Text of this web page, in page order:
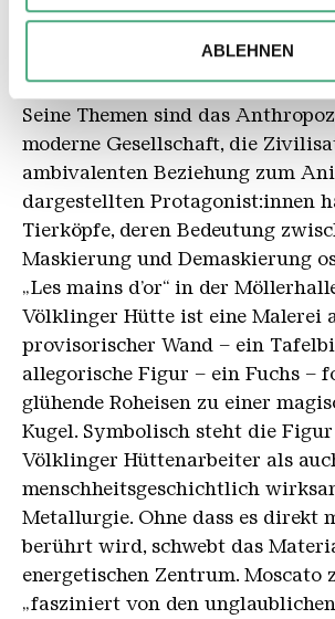
Ihrer Verwendung unserer Website an
Partner führen diese Informationen
weiteren Daten zusammen, die Sie
haben oder die sie im Rahmen Ihrer
gesammelt haben.
ABLEHNEN
Wechselspiel zwischen Pochoir,
Graffiti, und Décollage, dem
und Neukombinieren von
Seine Themen sind das
moderne Gesellschaft, die
ambivalenten Beziehung zum
dargestellten Protagonist:innen
Tierköpfe, deren Bedeutung
Maskierung und Demaskierung
„Les mains d’or“ in der
Völklinger Hütte ist eine Malerei
provisorischer Wand – ein
allegorische Figur – ein Fuchs –
glühende Roheisen zu einer
Kugel. Symbolisch steht die
Völklinger Hüttenarbeiter als
menschheitsgeschichtlich
Metallurgie. Ohne dass es direkt
berührt wird, schwebt das
energetischen Zentrum. Moscato
„fasziniert von den